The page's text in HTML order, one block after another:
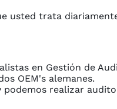
usted trata
en Gestión de
OEM's alemanes.
realizar